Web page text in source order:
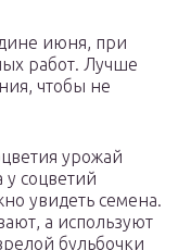
июня, при
работ. Лучше
чтобы не
урожай
соцветий
увидеть семена.
а используют
бульбочки